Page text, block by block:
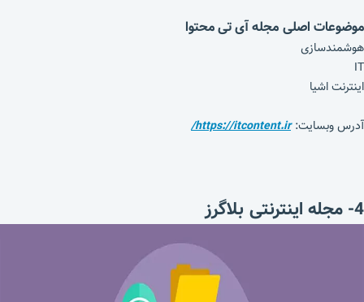
موضوعات اصلی مجله آی تی محتوا
هوشمندسازی
IT
اینترنت اشیا
آدرس وبسایت:https://itcontent.ir/
4- مجله اینترنتی بلاگرز